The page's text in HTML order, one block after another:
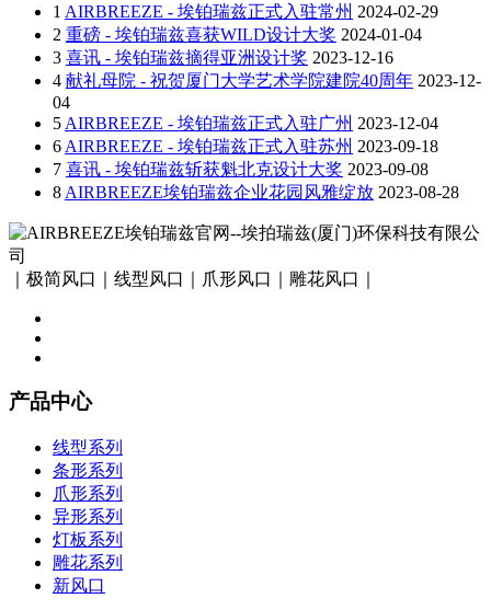
1 AIRBREEZE - 埃铂瑞兹正式入驻常州 2024-02-29
2 重磅 - 埃铂瑞兹喜获WILD设计大奖 2024-01-04
3 喜讯 - 埃铂瑞兹摘得亚洲设计奖 2023-12-16
4 献礼母院 - 祝贺厦门大学艺术学院建院40周年 2023-12-
04
5 AIRBREEZE - 埃铂瑞兹正式入驻广州 2023-12-04
6 AIRBREEZE - 埃铂瑞兹正式入驻苏州 2023-09-18
7 喜讯 - 埃铂瑞兹斩获魁北克设计大奖 2023-09-08
8 AIRBREEZE埃铂瑞兹企业花园风雅绽放 2023-08-28
｜极简风口｜线型风口｜爪形风口｜雕花风口｜
产品中心
线型系列
条形系列
爪形系列
异形系列
灯板系列
雕花系列
新风口